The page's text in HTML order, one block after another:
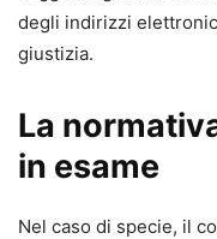
degli indirizzi
giustizia.
La
in esame
Nel caso di specie, il